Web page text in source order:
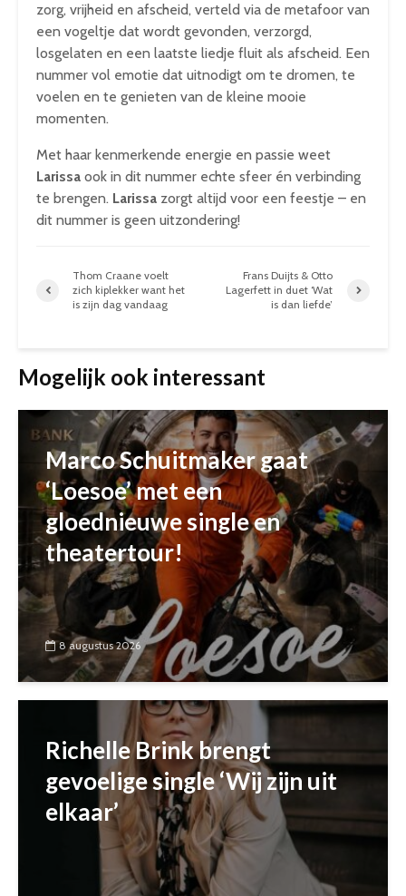
zorg, vrijheid en afscheid, verteld via de metafoor van
een vogeltje dat wordt gevonden, verzorgd,
losgelaten en een laatste liedje fluit als afscheid. Een
nummer vol emotie dat uitnodigt om te dromen, te
voelen en te genieten van de kleine mooie
momenten.
Met haar kenmerkende energie en passie weet
Larissa ook in dit nummer echte sfeer én verbinding
te brengen. Larissa zorgt altijd voor een feestje – en
dit nummer is geen uitzondering!
Thom Craane voelt
zich kiplekker want het
is zijn dag vandaag
Frans Duijts & Otto
Lagerfett in duet ‘Wat
is dan liefde’
Mogelijk ook interessant
Marco Schuitmaker gaat
‘Loesoe’ met een
gloednieuwe single en
theatertour!
8 augustus 2026
Richelle Brink brengt
gevoelige single ‘Wij zijn uit
elkaar’